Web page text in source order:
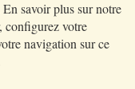
savoir plus sur notre
configurez votre
navigation sur ce